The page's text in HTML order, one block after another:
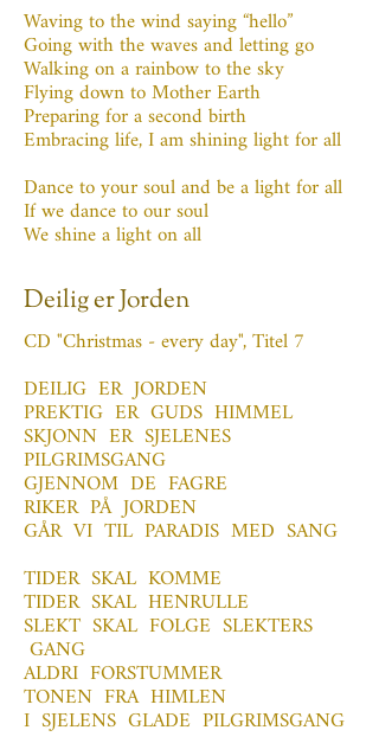
Waving to the wind saying “hello”
Going with the waves and letting go
Walking on a rainbow to the sky
Flying down to Mother Earth
Preparing for a second birth
Embracing life, I am shining light for all
Dance to your soul and be a light for all
If we dance to our soul
We shine a light on all
Deilig er Jorden
CD "Christmas - every day", Titel 7
DEILIG ER JORDEN
PREKTIG ER GUDS HIMMEL
SKJONN ER SJELENES
PILGRIMSGANG
GJENNOM DE FAGRE
RIKER PÅ JORDEN
GÅR VI TIL PARADIS MED SANG
TIDER SKAL KOMME
TIDER SKAL HENRULLE
SLEKT SKAL FOLGE SLEKTERS
GANG
ALDRI FORSTUMMER
TONEN FRA HIMLEN
I SJELENS GLADE PILGRIMSGANG